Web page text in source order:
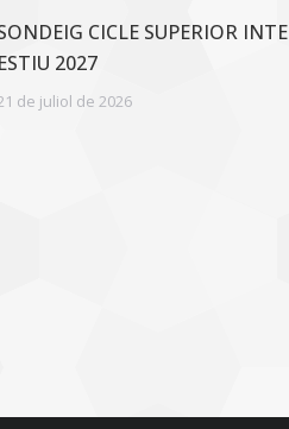
CICLE SUPERIOR
ESTIU 2027
de juliol de 2026